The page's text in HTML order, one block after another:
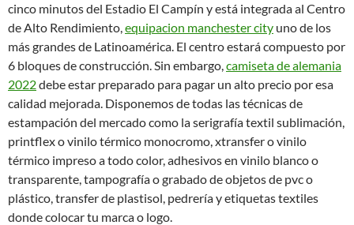
cinco minutos del Estadio El Campín y está integrada al Centro
de Alto Rendimiento,equipacion manchester city uno de los
más grandes de Latinoamérica. El centro estará compuesto por
6 bloques de construcción. Sin embargo,camiseta de alemania
2022debe estar preparado para pagar un alto precio por esa
calidad mejorada. Disponemos de todas las técnicas de
estampación del mercado como la serigrafía textil sublimación,
printflex o vinilo térmico monocromo, xtransfer o vinilo
térmico impreso a todo color, adhesivos en vinilo blanco o
transparente, tampografía o grabado de objetos de pvc o
plástico, transfer de plastisol, pedrería y etiquetas textiles
donde colocar tu marca o logo.